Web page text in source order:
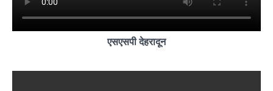
एसएसपी देहरादून